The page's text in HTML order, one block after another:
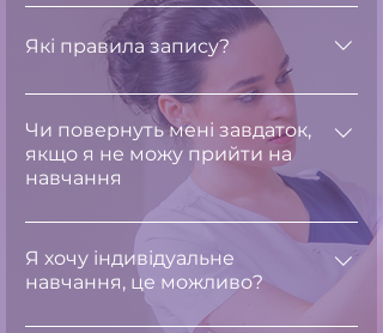
Освіта лікаря будь-якого
профілю. Студенти медичного
університету допускаються на
навчання після закінчення 4
курсу за довідкою із
університету
Які правила запису?
Потрібно надати диплом про
медичну освіту або довідку та
сплатити за реквізитами 10% від
загальної вартості навчання для
бронювання місця
Чи повернуть мені завдаток,
якщо я не можу прийти на
навчання
Так, через військовий стан в
країни ми змінили правила та
йдемо на зустріч та повертаємо
завдаток протягом декількох
Я хочу індивідуальне
навчання, це можливо?